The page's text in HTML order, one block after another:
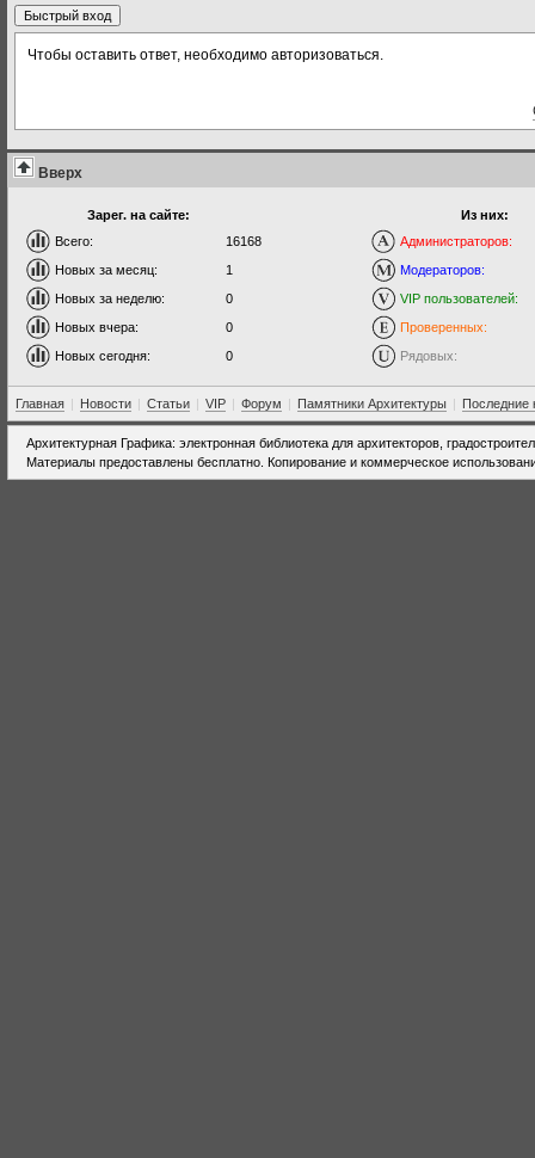
Чтобы оставить ответ, необходимо авторизоваться.
Вверх
Зарег. на сайте:
Всего:
16168
Новых за месяц:
1
Новых за неделю:
0
Новых вчера:
0
Новых сегодня:
0
Из них:
Администраторов:
Модераторов:
VIP пользователей:
Проверенных:
Рядовых:
Главная | Новости | Статьи | VIP | Форум | Памятники Архитектуры | Последние
Архитектурная Графика: электронная библиотека для архитекторов,
Материалы предоставлены бесплатно. Копирование и коммерческое